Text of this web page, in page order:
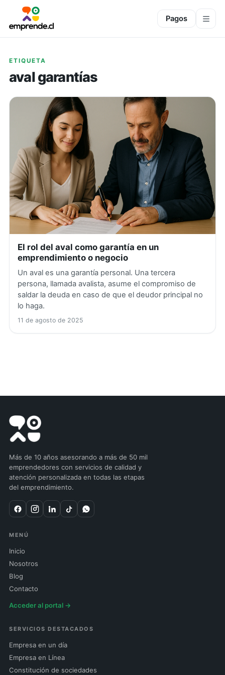
Pagos
ETIQUETA
aval garantías
El rol del aval como garantía en un
emprendimiento o negocio
Un aval es una garantía personal. Una tercera
persona, llamada avalista, asume el compromiso de
saldar la deuda en caso de que el deudor principal no
lo haga.
11 de agosto de 2025
Más de 10 años asesorando a más de 50 mil
emprendedores con servicios de calidad y
atención personalizada en todas las etapas
del emprendimiento.
MENÚ
Inicio
Nosotros
Blog
Contacto
Acceder al portal →
SERVICIOS DESTACADOS
Empresa en un día
Empresa en Línea
Constitución de sociedades